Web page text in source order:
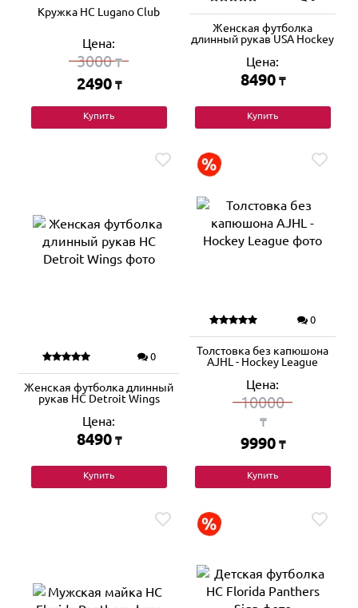
Кружка HC Lugano Club
Цена:
3000₸
2490 ₸
Купить
Женская футболка
длинный рукав USA Hockey
Цена:
8490 ₸
Купить
0
Женская футболка длинный
рукав HC Detroit Wings
Цена:
8490 ₸
Купить
0
Толстовка без капюшона
AJHL - Hockey League
Цена:
10000
₸
9990 ₸
Купить